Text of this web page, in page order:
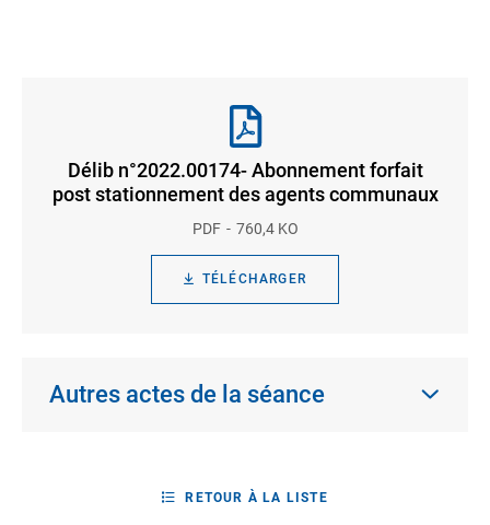
Délib n°2022.00174- Abonnement forfait
post stationnement des agents communaux
PDF 760,4 KO
TÉLÉCHARGER
Autres actes de la séance
RETOUR À LA LISTE